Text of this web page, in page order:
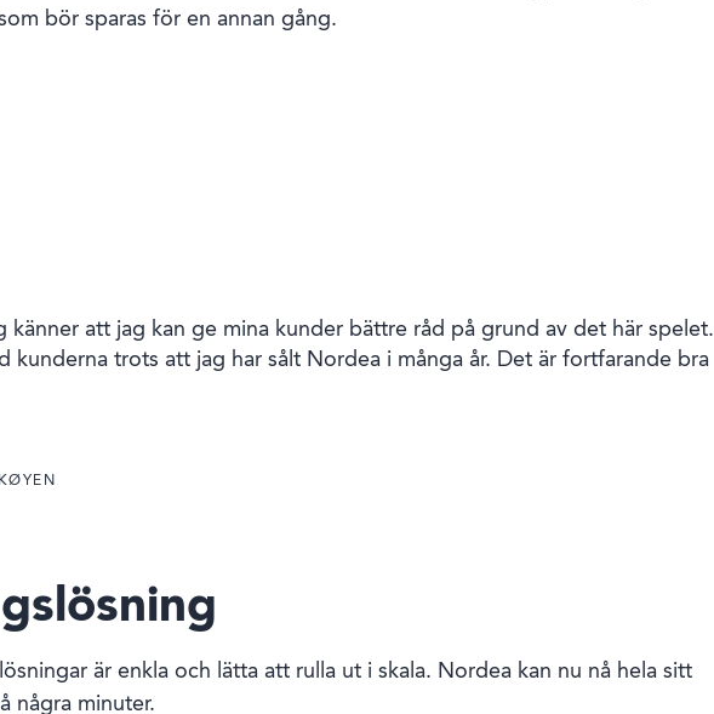
bör sparas för en annan gång.
känner att jag kan ge mina kunder bättre råd på grund av det här spelet.
kunderna trots att jag har sålt Nordea i många år. Det är fortfarande bra
är enkla och lätta att rulla ut i skala. Nordea kan nu nå hela sitt
några minuter.